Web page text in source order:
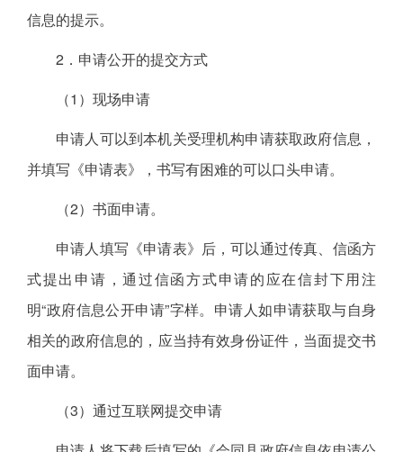
信息的提示。
2．申请公开的提交方式
（1）现场申请
申请人可以到本机关受理机构申请获取政府信息，
并填写《申请表》，书写有困难的可以口头申请。
（2）书面申请。
申请人填写《申请表》后，可以通过传真、信函方
式提出申请，通过信函方式申请的应在信封下用注
明“政府信息公开申请”字样。申请人如申请获取与自身
相关的政府信息的，应当持有效身份证件，当面提交书
面申请。
（3）通过互联网提交申请